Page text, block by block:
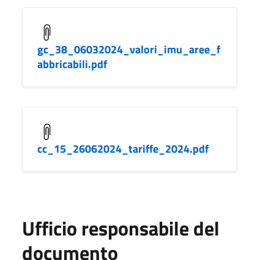
gc_38_06032024_valori_imu_aree_f
abbricabili.pdf
cc_15_26062024_tariffe_2024.pdf
Ufficio responsabile del
documento